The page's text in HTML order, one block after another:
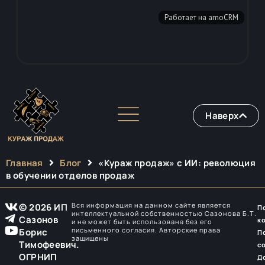
Наверх
Главная Блог
«Кураж продаж» с ИИ: революция
в обучении отделов продаж
© 2026 ИП
Сазонов
Борис
Тимофеевич.
ОГРНИП
Вся информация на данном сайте является
интеллектуальной собственностью Сазонова Б.Т.
и не может быть использована без его
письменного согласия. Авторские права
защищены